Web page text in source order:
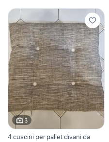
3
4 cuscini per pallet divani da